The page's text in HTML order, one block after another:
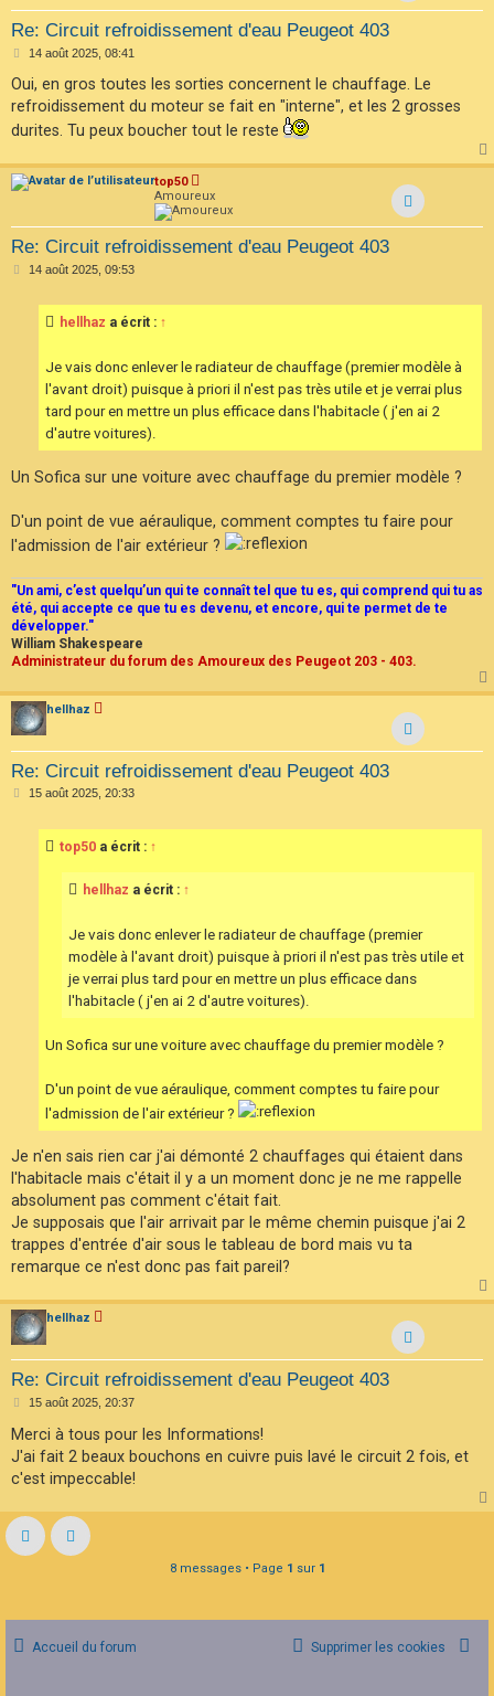
Re: Circuit refroidissement d'eau Peugeot 403
M
s
a
e
14 août 2025, 08:41
Oui, en gros toutes les sorties concernent le chauffage. Le
refroidissement du moteur se fait en "interne", et les 2 grosses
durites. Tu peux boucher tout le reste
top50
Amoureux
Re: Circuit refroidissement d'eau Peugeot 403
M14 août 2025, 09:53
hellhaz a écrit : ↑
Je vais donc enlever le radiateur de chauffage (premier modèle à
l'avant droit) puisque à priori il n'est pas très utile et je verrai plus
tard pour en mettre un plus efficace dans l'habitacle ( j'en ai 2
d'autre voitures).
Un Sofica sur une voiture avec chauffage du premier modèle ?
D'un point de vue aéraulique, comment comptes tu faire pour
l'admission de l'air extérieur ?
"Un ami, c’est quelqu’un qui te connaît tel que tu es, qui comprend qui tu as
été, qui accepte ce que tu es devenu, et encore, qui te permet de te
développer."
William Shakespeare
Administrateur du forum des Amoureux des Peugeot 203 - 403.
hellhaz
Re: Circuit refroidissement d'eau Peugeot 403
M
15 août 2025, 20:33
top50 a écrit : ↑
hellhaz a écrit : ↑
Je vais donc enlever le radiateur de chauffage (premier
modèle à l'avant droit) puisque à priori il n'est pas très utile et
je verrai plus tard pour en mettre un plus efficace dans
l'habitacle ( j'en ai 2 d'autre voitures).
Un Sofica sur une voiture avec chauffage du premier modèle ?
D'un point de vue aéraulique, comment comptes tu faire pour
l'admission de l'air extérieur ?
Je n'en sais rien car j'ai démonté 2 chauffages qui étaient dans
l'habitacle mais c'était il y a un moment donc je ne me rappelle
absolument pas comment c'était fait.
Je supposais que l'air arrivait par le même chemin puisque j'ai 2
trappes d'entrée d'air sous le tableau de bord mais vu ta
remarque ce n'est donc pas fait pareil?
hellhaz
Re: Circuit refroidissement d'eau Peugeot 403
M
s
a
g
e
15 août 2025, 20:37
Merci à tous pour les Informations!
J'ai fait 2 beaux bouchons en cuivre puis lavé le circuit 2 fois, et
c'est impeccable!
8 messages • Page 1 sur 1
Accueil du forum Supprimer les cookies